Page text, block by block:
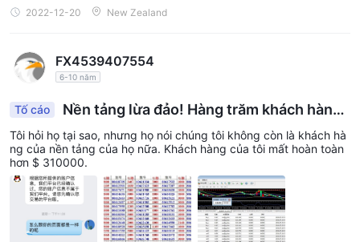
2022-12-20 New Zealand
FX4539407554
6-10 năm
Tố cáo
Nền tảng lừa đảo! Hàng trăm khách hàng
của tôi đã mất tiền vào ngày 26 tháng 7.
Tôi hỏi họ tại sao, nhưng họ nói chúng tôi không còn là khách hà
ng của nền tảng của họ nữa. Khách hàng của tôi mất hoàn toàn
hơn $ 310000.